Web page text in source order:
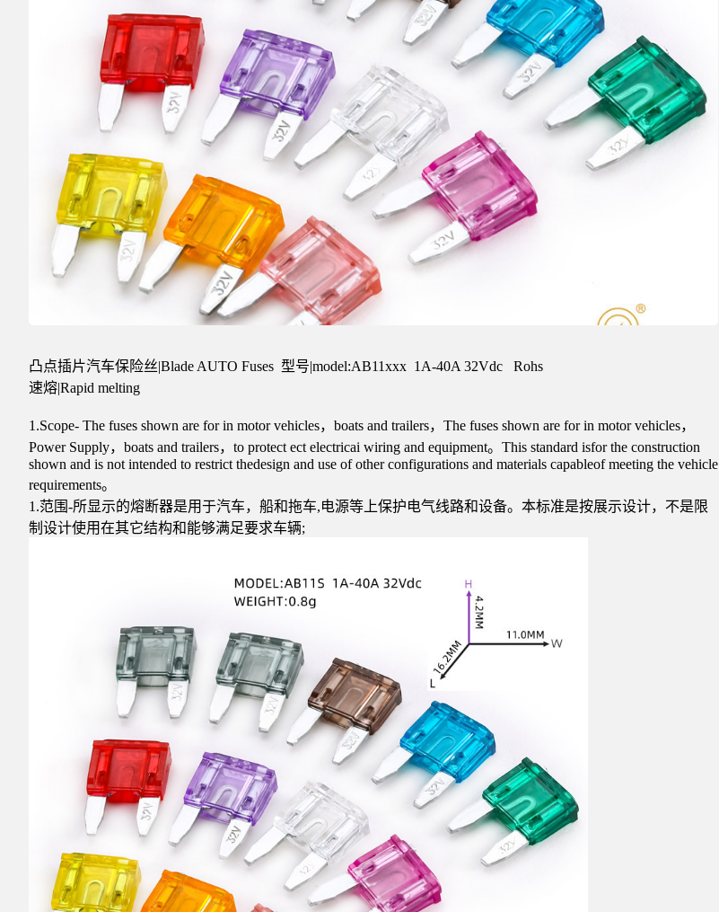
凸点插片汽车保险丝|Blade AUTO Fuses 型号|model:AB11xxx 1A-40A 32Vdc Rohs
速熔|Rapid melting
1.Scope- The fuses shown are for in motor vehicles，boats and trailers，The fuses shown are for in motor vehicles，
Power Supply，boats and trailers，to protect ect electricai wiring and equipment。This standard isfor the construction
shown and is not intended to restrict thedesign and use of other configurations and materials capableof meeting the vehicle
requirements。
1.范围-所显示的熔断器是用于汽车，船和拖车,电源等上保护电气线路和设备。本标准是按展示设计，不是限
制设计使用在其它结构和能够满足要求车辆;